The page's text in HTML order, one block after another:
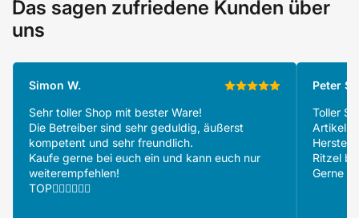
Das sagen zufriedene Kunden über
uns
Simon W.
Sehr toller Shop mit bester Ware!
Die Betreiber sind sehr geduldig, äußerst
kompetent und sehr freundlich.
Kaufe gerne bei euch ein und kann euch nur
weiterempfehlen!
TOP👍🏻👍🏻👍🏻
Peter S.
Toller
Artikeln
Ritzel
Gerne